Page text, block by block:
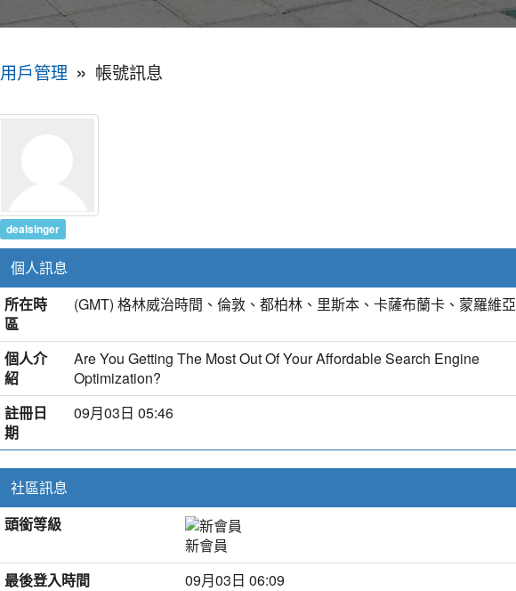
用戶管理 » 帳號訊息
dealsinger
個人訊息
所在時
區
(GMT) 格林威治時間、倫敦、都柏林、里斯本、卡薩布蘭卡、蒙羅維亞
個人介
紹
Are You Getting The Most Out Of Your Affordable Search Engine
Optimization?
註冊日
期
09月03日 05:46
社區訊息
頭銜等級
新會員
最後登入時間
09月03日 06:09